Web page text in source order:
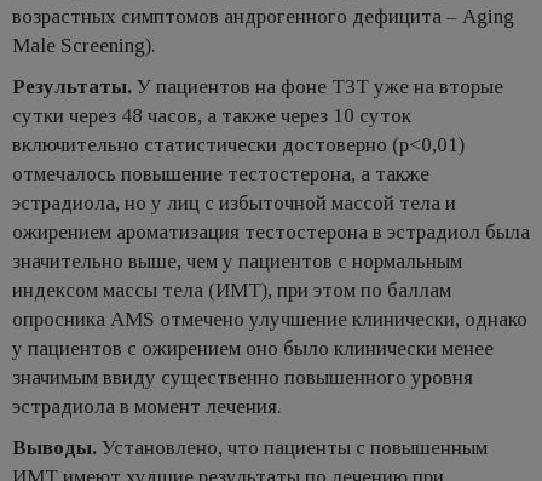
возрастных симптомов андрогенного дефицита – Aging
Male Screening).
Результаты. У пациентов на фоне ТЗТ уже на вторые
сутки через 48 часов, а также через 10 суток
включительно статистически достоверно (p<0,01)
отмечалось повышение тестостерона, а также
эстрадиола, но у лиц с избыточной массой тела и
ожирением ароматизация тестостерона в эстрадиол была
значительно выше, чем у пациентов с нормальным
индексом массы тела (ИМТ), при этом по баллам
опросника AMS отмечено улучшение клинически, однако
у пациентов с ожирением оно было клинически менее
значимым ввиду существенно повышенного уровня
эстрадиола в момент лечения.
Выводы. Установлено, что пациенты с повышенным